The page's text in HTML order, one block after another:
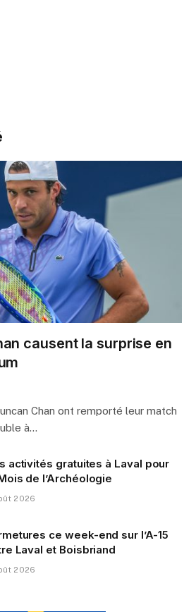
causent la surprise en
Chan ont remporté leur match
à…
activités gratuites à Laval pour
de l’Archéologie
2026
ce week-end sur l’A-15
Laval et Boisbriand
2026